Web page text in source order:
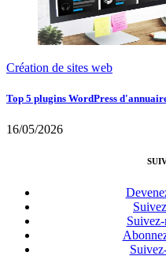
Création de sites web
Top 5 plugins WordPress
16/05/2026